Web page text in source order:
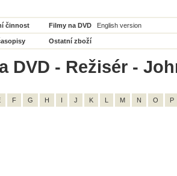
činnost Filmy na DVD English version
Ostatní zboží
DVD - Režisér -
F G H I J K L M N O P